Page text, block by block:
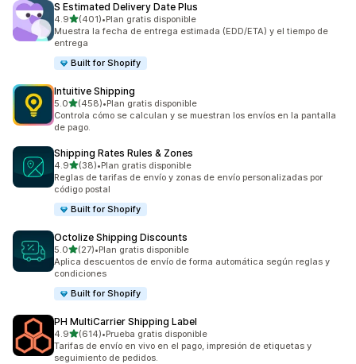
S Estimated Delivery Date Plus
4.9de 5 estrellas
(401)
401 reseñas en total
•Plan gratis disponible
Muestra la fecha de entrega estimada (EDD/ETA) y el tiempo de
entrega
Built for Shopify
Intuitive Shipping
5.0de 5 estrellas
(458)
458 reseñas en total
•Plan gratis disponible
Controla cómo se calculan y se muestran los envíos en la pantalla
de pago.
Shipping Rates Rules & Zones
4.9de 5 estrellas
(38)
38 reseñas en total
•Plan gratis disponible
Reglas de tarifas de envío y zonas de envío personalizadas por
código postal
Built for Shopify
Octolize Shipping Discounts
5.0de 5 estrellas
(27)
27 reseñas en total
•Plan gratis disponible
Aplica descuentos de envío de forma automática según reglas y
condiciones
Built for Shopify
PH MultiCarrier Shipping Label
4.9de 5 estrellas
(614)
614 reseñas en total
•Prueba gratis disponible
Tarifas de envío en vivo en el pago, impresión de etiquetas y
seguimiento de pedidos.